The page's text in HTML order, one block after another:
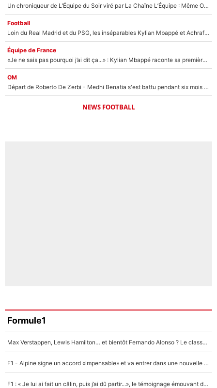
Un chroniqueur de L’Équipe du Soir viré par La Chaîne L’Équipe : Même Olivier Ménard n’avait pas pu empêcher son départ, «je l’ai appris sur Twitter, je l’ai vécu assez mal»
Football
Loin du Real Madrid et du PSG, les inséparables Kylian Mbappé et Achraf Hakimi changent d'équipe le temps d'une journée !
Équipe de France
«Je ne sais pas pourquoi j’ai dit ça...» : Kylian Mbappé raconte sa première rencontre avec Zinédine Zidane (et c’est très drôle)
OM
Départ de Roberto De Zerbi - Medhi Benatia s'est battu pendant six mois pour le retenir à l'OM, le PSG a été le naufrage de trop : «Je pars avec toi»
NEWS FOOTBALL
Formule1
Max Verstappen, Lewis Hamilton… et bientôt Fernando Alonso ? Le classement des pilotes les mieux payés en Formule 1 risque de changer !
F1 - Alpine signe un accord «impensable» et va entrer dans une nouvelle dimension : Grande nouvelle pour Pierre Gasly !
F1 : « Je lui ai fait un câlin, puis j’ai dû partir...», le témoignage émouvant de Max Verstappen sur sa fille